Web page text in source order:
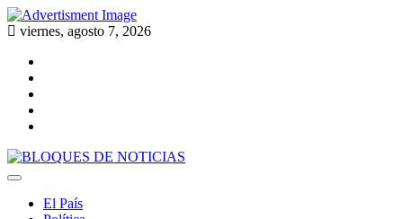
Skip
to viernes, agosto 7, 2026
El País